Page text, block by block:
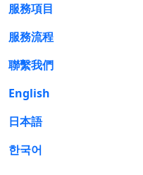
服務項目
服務流程
聯繫我們
English
日本語
한국어